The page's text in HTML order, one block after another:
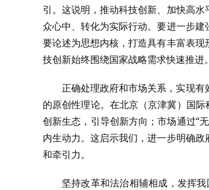
引。这说明，推动科技创新、加快高
众心中、转化为实际行动。要进一步
要论述为思想内核，打造具有丰富表
技创新始终围绕国家战略需求快速推进。
正确处理政府和市场关系，实现
的原创性理论。在北京（京津冀）国
创新生态，引导创新方向；市场通过“
内生动力。这启示我们，进一步明确
和牵引力。
坚持改革和法治相辅相成，发挥